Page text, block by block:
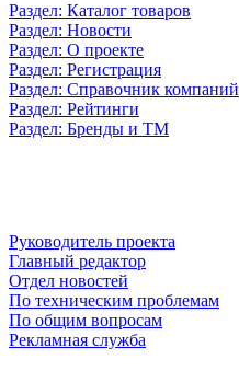
Раздел: Каталог товаров
Раздел: Новости
Раздел: О проекте
Раздел: Регистрация
Раздел: Справочник компаний
Раздел: Рейтинги
Раздел: Бренды и ТМ
Руководитель проекта
Главный редактор
Отдел новостей
По техническим проблемам
По общим вопросам
Рекламная служба